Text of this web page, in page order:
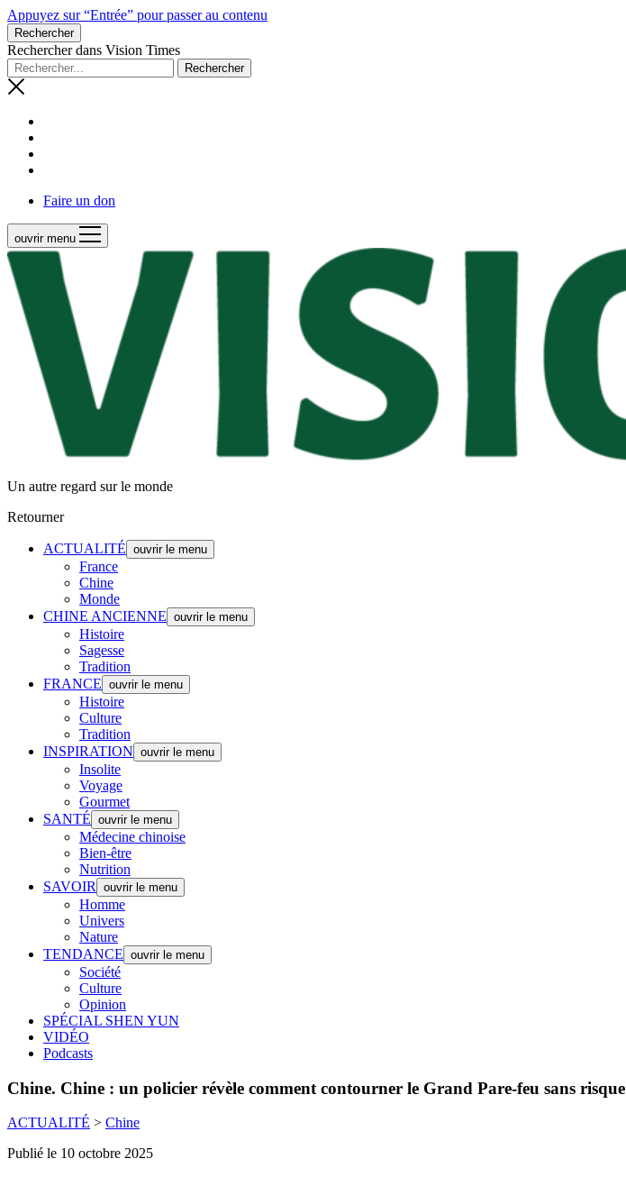
Appuyez sur “Entrée” pour passer au contenu
Rechercher
Rechercher dans Vision Times
Faire un don
ouvrir menu
Un autre regard sur le monde
Retourner
ACTUALITÉ ouvrir le menu
France
Chine
Monde
CHINE ANCIENNE ouvrir le menu
Histoire
Sagesse
Tradition
FRANCE ouvrir le menu
Histoire
Culture
Tradition
INSPIRATION ouvrir le menu
Insolite
Voyage
Gourmet
SANTÉ ouvrir le menu
Médecine chinoise
Bien-être
Nutrition
SAVOIR
ouvrir le menu
Homme
Univers
Nature
TENDANCE ouvrir le menu
Société
Culture
Opinion
SPÉCIAL SHEN YUN
VIDÉO
Podcasts
Chine. Chine : un policier révèle comment contourner le Grand Pare-feu sans risque
ACTUALITÉ > Chine
Publié le 10 octobre 2025